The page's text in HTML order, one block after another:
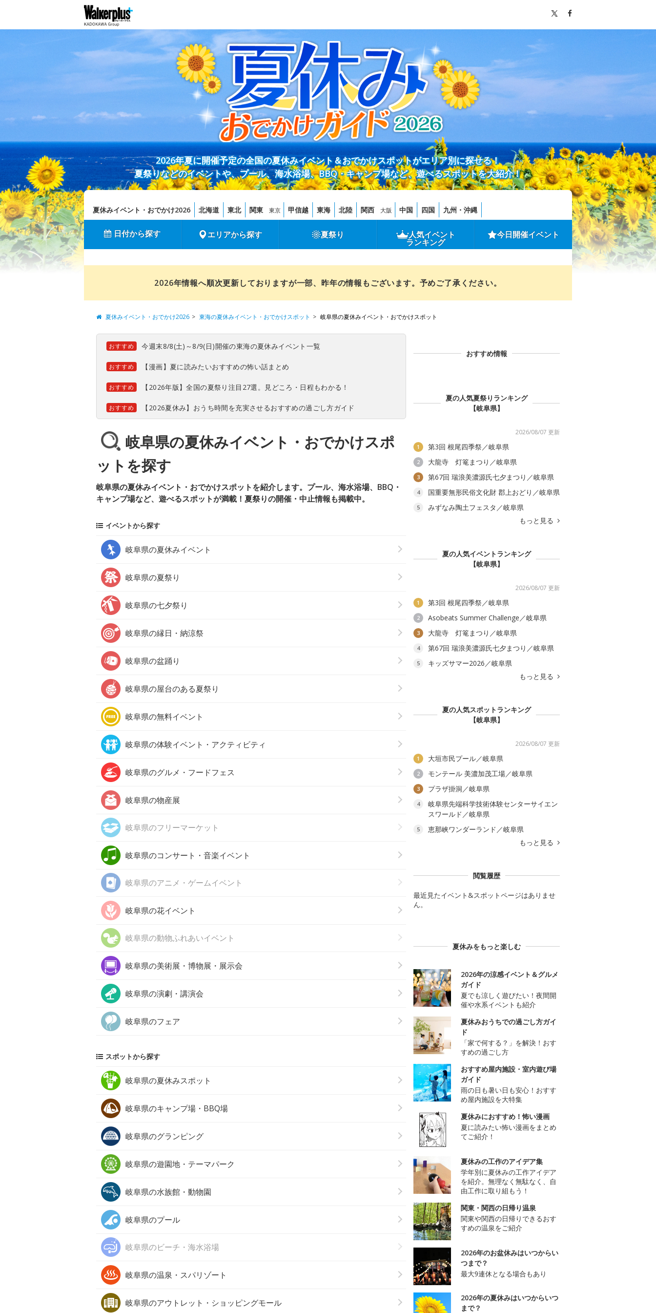
2026年夏に開催予定の全国の夏休みイベント＆おでかけスポットがエリア別に探せる！
夏祭りなどのイベントや、プール、海水浴場、BBQ・キャンプ場など、遊べるスポットを大紹介！
夏休みイベント・おでかけ2026 北海道 東北 関東 東京 甲信越 東海 北陸 関西 大阪 中国 四国 九州・沖縄
日付から探す エリアから探す 夏祭り 人気イベント
ランキング
今日開催イベント
2026年情報へ順次更新しておりますが一部、昨年の情報もございます。予めご了承ください。
夏休みイベント・おでかけ2026 東海の夏休みイベント・おでかけスポット 岐阜県の夏休みイベント・おでかけスポット
おすすめ 今週末8/8(土)～8/9(日)開催の東海の夏休みイベント一覧
おすすめ 【漫画】夏に読みたいおすすめの怖い話まとめ
おすすめ 【2026年版】全国の夏祭り注目27選。見どころ・日程もわかる！
おすすめ 【2026夏休み】おうち時間を充実させるおすすめの過ごし方ガイド
岐阜県の夏休みイベント・おでかけスポ
ットを探す
岐阜県の夏休みイベント・おでかけスポットを紹介します。プール、海水浴場、BBQ・
キャンプ場など、遊べるスポットが満載！夏祭りの開催・中止情報も掲載中。
イベントから探す
岐阜県の夏休みイベント
岐阜県の夏祭り
岐阜県の七夕祭り
岐阜県の縁日・納涼祭
岐阜県の盆踊り
岐阜県の屋台のある夏祭り
岐阜県の無料イベント
岐阜県の体験イベント・アクティビティ
岐阜県のグルメ・フードフェス
岐阜県の物産展
岐阜県のフリーマーケット
岐阜県のコンサート・音楽イベント
岐阜県のアニメ・ゲームイベント
岐阜県の花イベント
岐阜県の動物ふれあいイベント
岐阜県の美術展・博物展・展示会
岐阜県の演劇・講演会
岐阜県のフェア
スポットから探す
岐阜県の夏休みスポット
岐阜県のキャンプ場・BBQ場
岐阜県のグランピング
岐阜県の遊園地・テーマパーク
岐阜県の水族館・動物園
岐阜県のプール
岐阜県のビーチ・海水浴場
岐阜県の温泉・スパリゾート
岐阜県のアウトレット・ショッピングモール
おすすめ情報
夏の人気夏祭りランキング
【岐阜県】
2026/08/07 更新
1 第3回 根尾四季祭／岐阜県
2 大龍寺 灯篭まつり／岐阜県
3 第67回 瑞浪美濃源氏七夕まつり／岐阜県
4 国重要無形民俗文化財 郡上おどり／岐阜県
5
みずなみ陶土フェスタ／岐阜県
もっと見る
夏の人気イベントランキング
【岐阜県】
2026/08/07 更新
1 第3回 根尾四季祭／岐阜県
2 Asobeats Summer Challenge／岐阜県
3 大龍寺 灯篭まつり／岐阜県
4 第67回 瑞浪美濃源氏七夕まつり／岐阜県
5
キッズサマー2026／岐阜県
もっと見る
夏の人気スポットランキング
【岐阜県】
2026/08/07 更新
1 大垣市民プール／岐阜県
2 モンテール 美濃加茂工場／岐阜県
3 プラザ掛洞／岐阜県
4
岐阜県先端科学技術体験センターサイエン
スワールド／岐阜県
5
恵那峡ワンダーランド／岐阜県
もっと見る
閲覧履歴
最近見たイベント&スポットページはありませ
ん。
夏休みをもっと楽しむ
2026年の涼感イベント＆グルメ
ガイド
夏でも涼しく遊びたい！夜間開
催や水系イベントも紹介
夏休みおうちでの過ごし方ガイ
ド
「家で何する？」を解決！おす
すめの過ごし方
おすすめ屋内施設・室内遊び場
ガイド
雨の日も暑い日も安心！おすす
め屋内施設を大特集
夏休みにおすすめ！怖い漫画
夏に読みたい怖い漫画をまとめ
てご紹介！
夏休みの工作のアイデア集
学年別に夏休みの工作アイデア
を紹介。無理なく無駄なく、自
由工作に取り組もう！
関東・関西の日帰り温泉
関東や関西の日帰りできるおす
すめの温泉をご紹介
2026年のお盆休みはいつからい
つまで？
最大9連休となる場合もあり
2026年の夏休みはいつからいつ
まで？